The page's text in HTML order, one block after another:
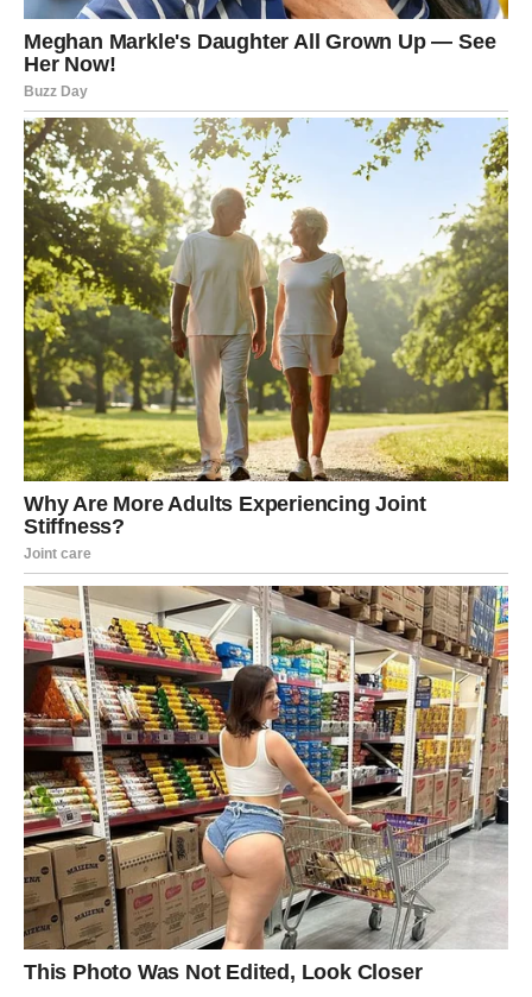
DJEVICA
Do kraja sedmice mogli biste shvatiti da vam je jedna
osoba mnogo važnija nego što ste mislili.
Emocije postaju jasnije.
Ljubavna poruka
Prestanite analizirati svaku sitnicu.
Srce zna odgovor
Pred vama su važni trenuci.
VAGA
Zvijezde vam donose veoma povoljan ljubavni period.
Moguće je poznanstvo koje počinje neočekivano, ali brzo
postaje ozbiljno.